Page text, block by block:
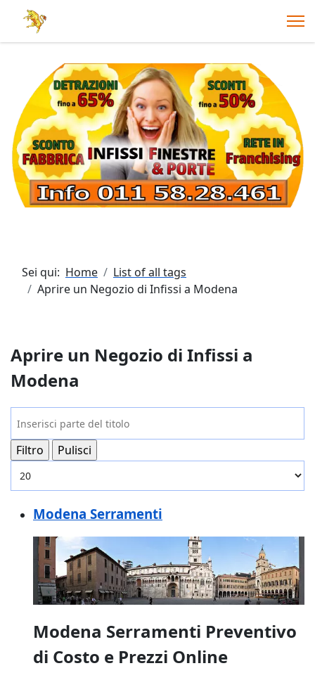
Sei qui: Home
List of all tags
Aprire un Negozio di Infissi a Modena
Aprire un Negozio di Infissi a
Modena
Filtro
Pulisci
Modena Serramenti
Modena Serramenti Preventivo
di Costo e Prezzi Online